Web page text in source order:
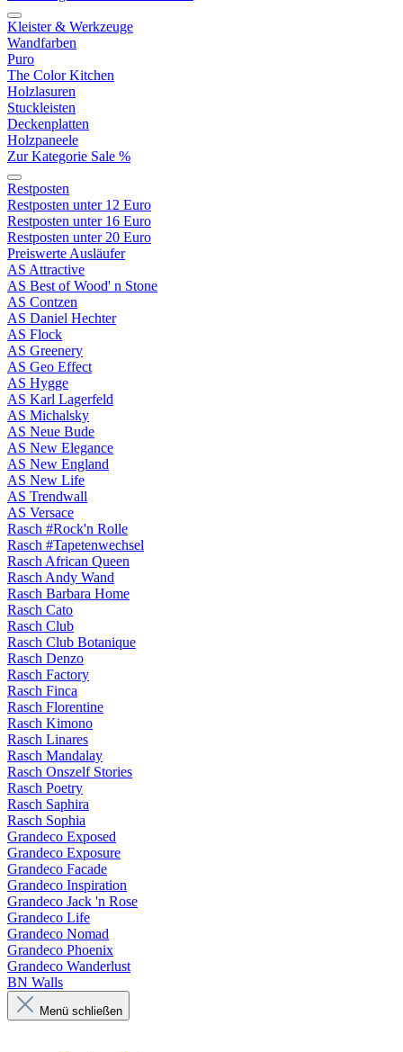
Kleister & Werkzeuge
Wandfarben
Puro
The Color Kitchen
Holzlasuren
Stuckleisten
Deckenplatten
Holzpaneele
Zur Kategorie Sale %
Restposten
Restposten unter 12 Euro
Restposten unter 16 Euro
Restposten unter 20 Euro
Preiswerte Ausläufer
AS Attractive
AS Best of Wood' n Stone
AS Contzen
AS Daniel Hechter
AS Flock
AS Greenery
AS Geo Effect
AS Hygge
AS Karl Lagerfeld
AS Michalsky
AS Neue Bude
AS New Elegance
AS New England
AS New Life
AS Trendwall
AS Versace
Rasch #Rock'n Rolle
Rasch #Tapetenwechsel
Rasch African Queen
Rasch Andy Wand
Rasch Barbara Home
Rasch Cato
Rasch Club
Rasch Club Botanique
Rasch Denzo
Rasch Factory
Rasch Finca
Rasch Florentine
Rasch Kimono
Rasch Linares
Rasch Mandalay
Rasch Onszelf Stories
Rasch Poetry
Rasch Saphira
Rasch Sophia
Grandeco Exposed
Grandeco Exposure
Grandeco Facade
Grandeco Inspiration
Grandeco Jack 'n Rose
Grandeco Life
Grandeco Nomad
Grandeco Phoenix
Grandeco Wanderlust
BN Walls
Menü schließen